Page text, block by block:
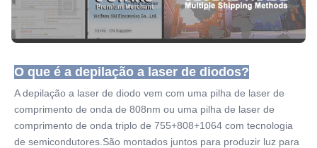
O que é a depilação a laser de diodos?
A depilação a laser de diodo vem com uma pilha de laser de
comprimento de onda de 808nm ou uma pilha de laser de
comprimento de onda triplo de 755+808+1064 com tecnologia
de semicondutores.São montados juntos para produzir luz para